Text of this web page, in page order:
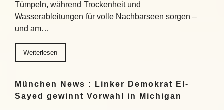
Tümpeln, während Trockenheit und
Wasserableitungen für volle Nachbarseen sorgen –
und am…
Weiterlesen
München News : Linker Demokrat El-
Sayed gewinnt Vorwahl in Michigan